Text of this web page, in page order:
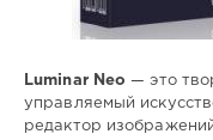
Luminar Neo — это
управляемый
редактор